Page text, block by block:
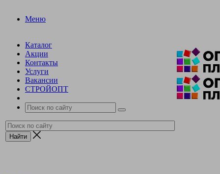
Меню
Каталог
Акции
Контакты
Услуги
Вакансии
СТРОЙОПТ